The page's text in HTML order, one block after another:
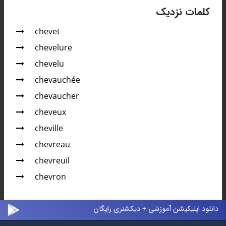
کلمات نزدیک
chevet
chevelure
chevelu
chevauchée
chevaucher
cheveux
cheville
chevreau
chevreuil
chevron
دانلود اپلیکیشن آموزشی + دیکشنری رایگان